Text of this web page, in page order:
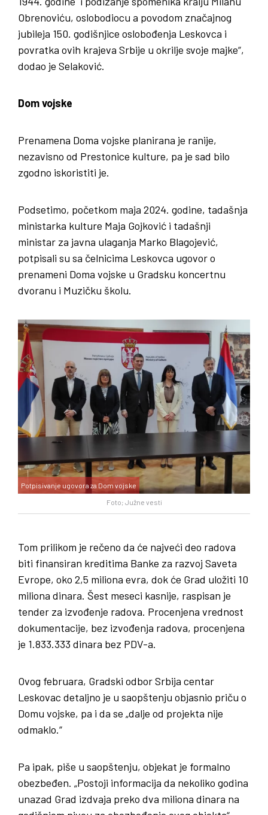
Obrenoviću, oslobodiocu a povodom značajnog
jubileja 150. godišnjice oslobođenja Leskovca i
povratka ovih krajeva Srbije u okrilje svoje majke“,
dodao je Selaković.
Dom vojske
Prenamena Doma vojske planirana je ranije,
nezavisno od Prestonice kulture, pa je sad bilo
zgodno iskoristiti je.
Podsetimo, početkom maja 2024. godine, tadašnja
ministarka kulture Maja Gojković i tadašnji
ministar za javna ulaganja Marko Blagojević,
potpisali su sa čelnicima Leskovca ugovor o
prenameni Doma vojske u Gradsku koncertnu
dvoranu i Muzičku školu.
Foto; Južne vesti
Potpisivanje ugovora za Dom vojske
Tom prilikom je rečeno da će najveći deo radova
biti finansiran kreditima Banke za razvoj Saveta
Evrope, oko 2,5 miliona evra, dok će Grad uložiti 10
miliona dinara. Šest meseci kasnije, raspisan je
tender za izvođenje radova. Procenjena vrednost
dokumentacije, bez izvođenja radova, procenjena
je 1.833.333 dinara bez PDV-a.
Ovog februara, Gradski odbor Srbija centar
Leskovac detaljno je u saopštenju objasnio priču o
Domu vojske, pa i da se „dalje od projekta nije
odmaklo.“
Pa ipak, piše u saopštenju, objekat je formalno
obezbeđen. „Postoji informacija da nekoliko godina
unazad Grad izdvaja preko dva miliona dinara na